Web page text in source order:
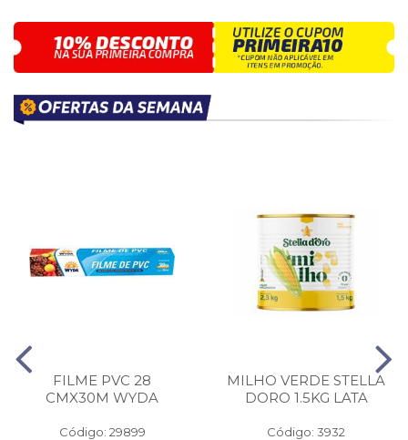
FILME PVC 28
CMX30M WYDA
Código: 29899
MILHO VERDE STELLA
DORO 1.5KG LATA
Código: 3932